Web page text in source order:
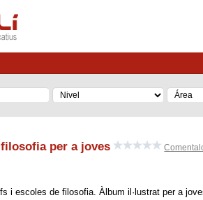
per a joves
i escoles de filosofia. Àlbum il·lustrat per a